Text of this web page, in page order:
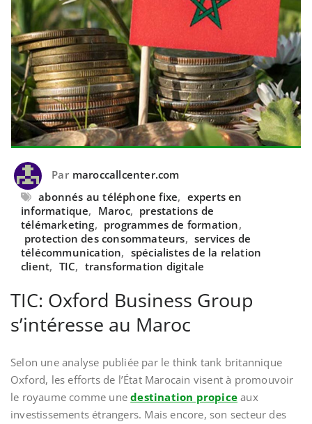
Par maroccallcenter.com
abonnés au téléphone fixe, experts en
informatique, Maroc, prestations de
télémarketing, programmes de formation,
protection des consommateurs, services de
télécommunication, spécialistes de la relation
client, TIC, transformation digitale
TIC: Oxford Business Group
s’intéresse au Maroc
Selon une analyse publiée par le think tank britannique
Oxford, les efforts de l’État Marocain visent à promouvoir
le royaume comme unedestination propice aux
investissements étrangers. Mais encore, son secteur des